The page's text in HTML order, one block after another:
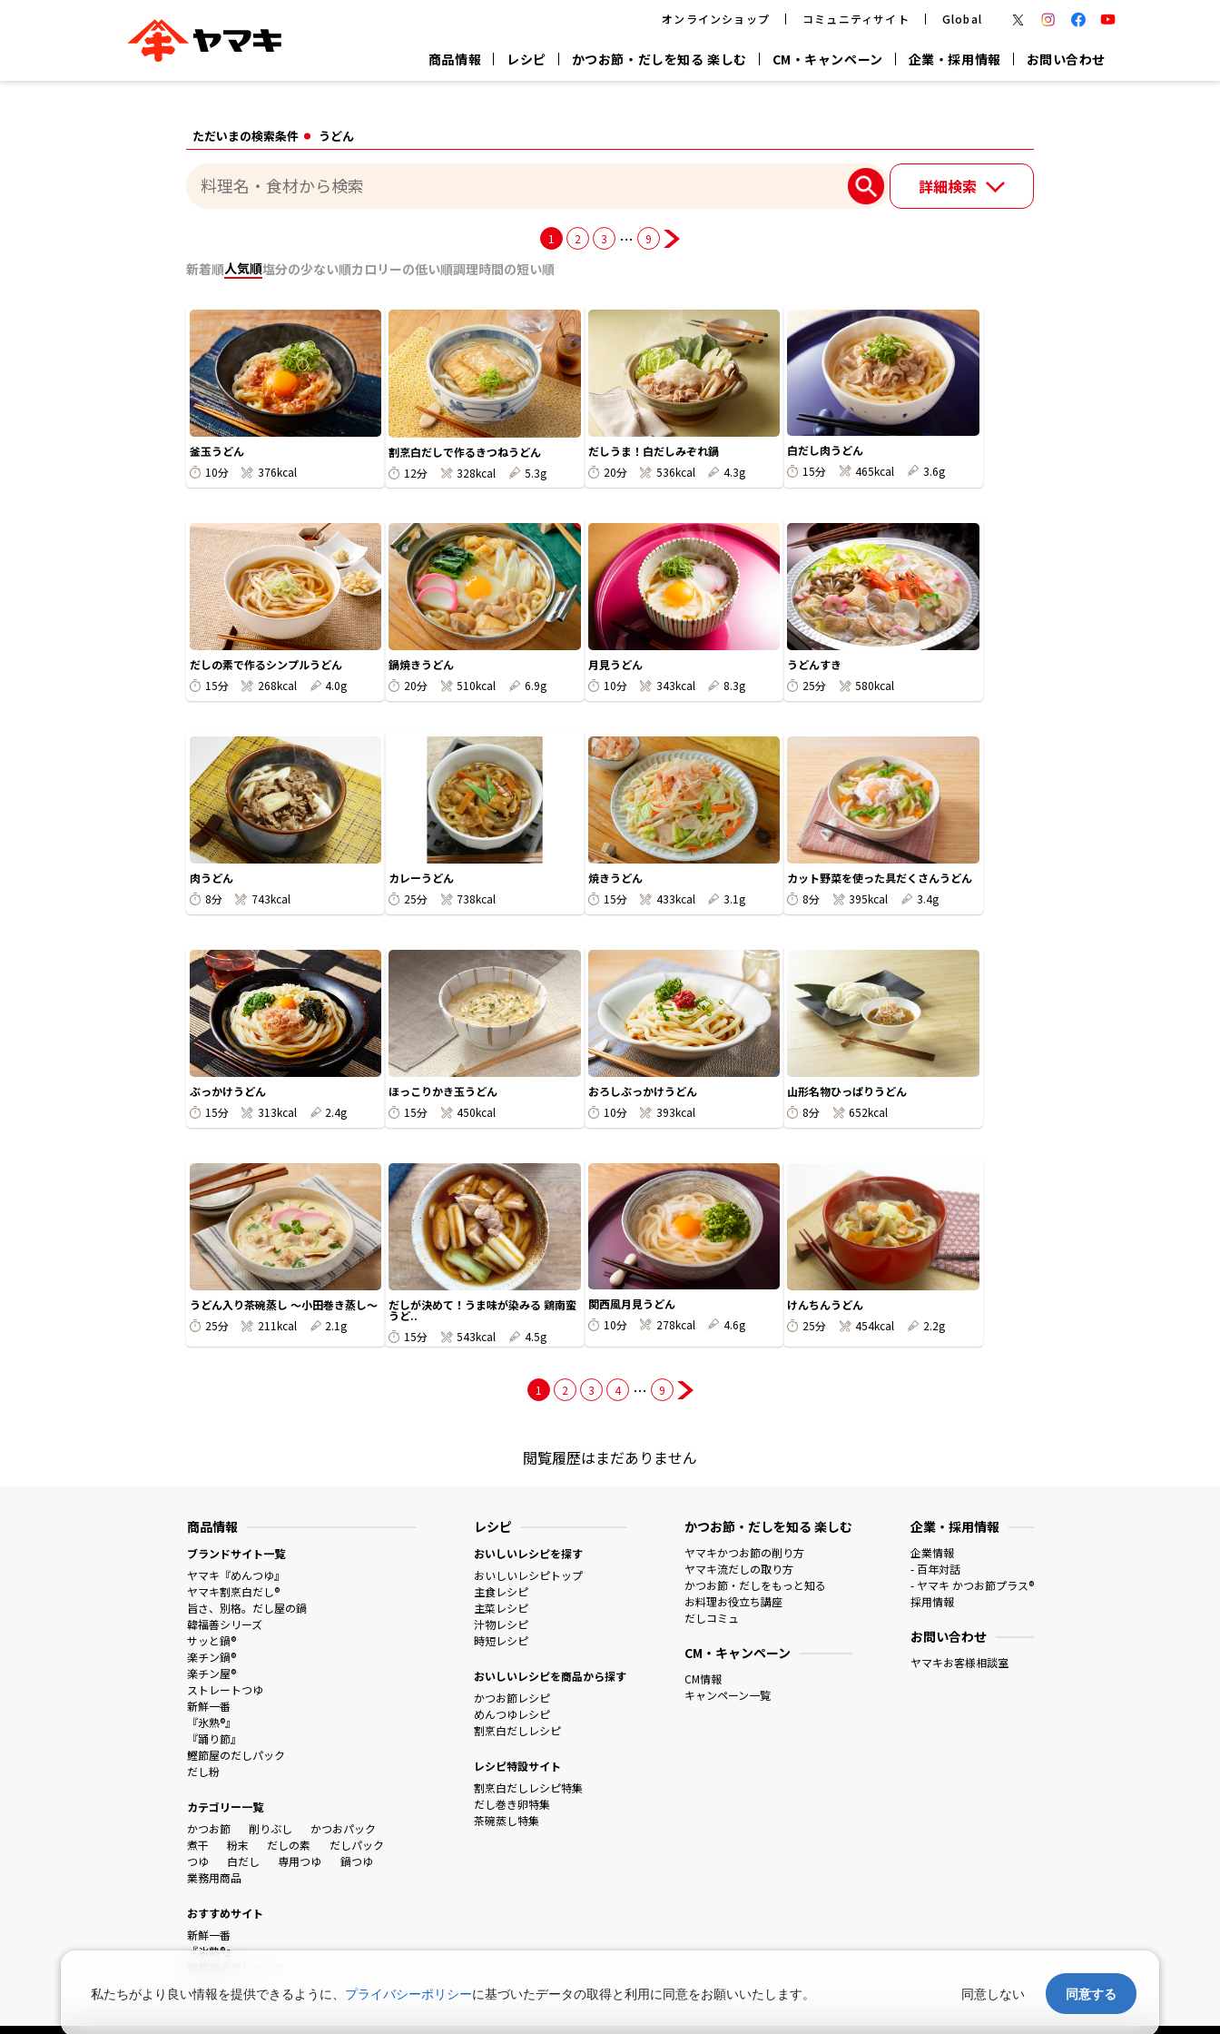
オンラインショップ コミュニティサイト Global
商品情報 レシピ かつお節・だしを知る 楽しむ CM・キャンペーン 企業・採用情報 お問い合わせ
ヤマキ
『めんつゆ』
ヤマキ
割烹白だし®
だし屋の鍋
だし粉
カテゴリー別
かつお節 削りぶし かつおパック 煮干 粉末 だしの素 だしパック つゆ 専用調味料 鍋つゆ
おいしいレシピTOP
汁物レシピ
ヤマキの
割烹白だし
ジョブリターン制
ただいまの検索条件 うどん
詳細検索
1 2 3 … 9
新着順人気順塩分の少ない順カロリーの低い順調理時間の短い順
釜玉うどん
10分
376kcal
割烹白だしで作るきつねうどん
12分
328kcal 5.3g
だしうま！白だしみぞれ鍋
20分
536kcal 4.3g
白だし肉うどん
15分
465kcal 3.6g
だしの素で作るシンプルうどん
15分
268kcal 4.0g
鍋焼きうどん
20分
510kcal 6.9g
月見うどん
10分
343kcal 8.3g
うどんすき
25分
580kcal
肉うどん
8分
743kcal
カレーうどん
25分
738kcal
焼きうどん
15分
433kcal 3.1g
カット野菜を使った具だくさんうどん
8分
395kcal 3.4g
ぶっかけうどん
15分
313kcal 2.4g
ほっこりかき玉うどん
15分
450kcal
おろしぶっかけうどん
10分
393kcal
山形名物ひっぱりうどん
8分
652kcal
うどん入り茶碗蒸し 〜小田巻き蒸し〜
25分
211kcal 2.1g
だしが決めて！うま味が染みる 鶏南蛮
うど..
15分
543kcal 4.5g
関西風月見うどん
10分
278kcal 4.6g
けんちんうどん
25分
454kcal 2.2g
1 2 3 4 … 9
閲覧履歴はまだありません
商品情報
ブランドサイト一覧
ヤマキ『めんつゆ』
ヤマキ割烹白だし®
旨さ、別格。だし屋の鍋
韓福善シリーズ
サッと鍋®
楽チン鍋®
楽チン屋®
ストレートつゆ
新鮮一番
『氷熟®』
『踊り節』
鰹節屋のだしパック
だし粉
カテゴリー一覧
かつお節
削りぶし
かつおパック
煮干
粉末 だしの素
だしパック
つゆ
白だし 専用つゆ
鍋つゆ
業務用商品
おすすめサイト
新鮮一番
『氷熟®』
レシピ
おいしいレシピを探す
おいしいレシピトップ
主食レシピ
主菜レシピ
汁物レシピ
時短レシピ
おいしいレシピを商品から探す
かつお節レシピ
めんつゆレシピ
割烹白だしレシピ
レシピ特設サイト
割烹白だしレシピ特集
だし巻き卵特集
茶碗蒸し特集
かつお節・だしを知る 楽しむ
ヤマキかつお節の削り方
ヤマキ流だしの取り方
かつお節・だしをもっと知る
お料理お役立ち講座
だしコミュ
CM・キャンペーン
CM情報
キャンペーン一覧
企業・採用情報
企業情報
- 百年対話
- ヤマキ かつお節プラス®
採用情報
お問い合わせ
ヤマキお客様相談室
私たちがより良い情報を提供できるように、 プライバシーポリシーに基づいたデータの取得と利用に同意をお願いいたします。 同意しない 同意する